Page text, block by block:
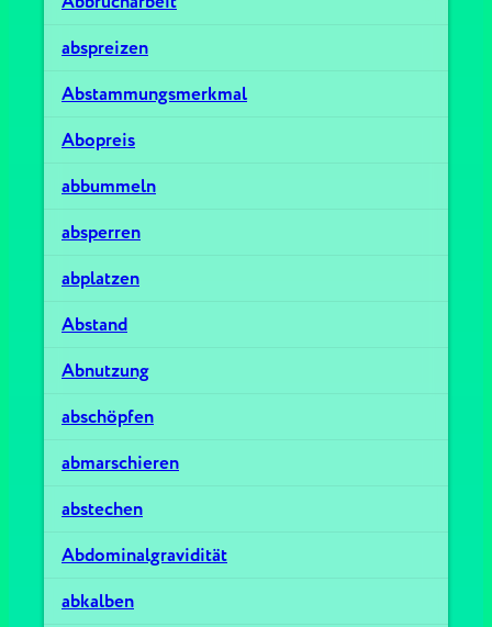
abspreizen
Abstammungsmerkmal
Abopreis
abbummeln
absperren
abplatzen
Abstand
Abnutzung
abschöpfen
abmarschieren
abstechen
Abdominalgravidität
abkalben